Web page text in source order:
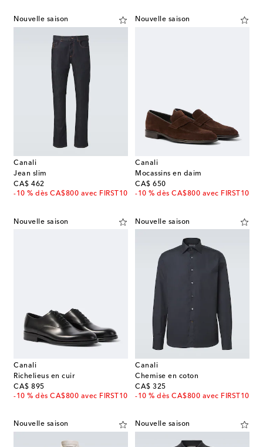
Nouvelle saison
Canali
Jean slim
CA$ 462
original price
-10 % dès CA$800 avec FIRST10
Nouvelle saison
Canali
Mocassins en daim
CA$ 650
original price
-10 % dès CA$800 avec FIRST10
Nouvelle saison
Canali
Richelieus en cuir
CA$ 895
original price
-10 % dès CA$800 avec FIRST10
Nouvelle saison
Canali
Chemise en coton
CA$ 325
original price
-10 % dès CA$800 avec FIRST10
Nouvelle saison Nouvelle saison